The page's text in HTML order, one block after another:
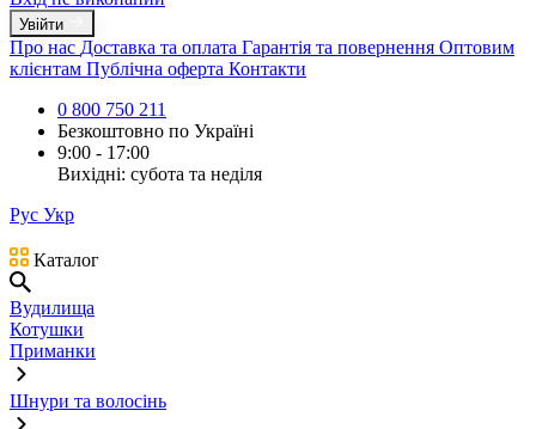
Увійти
Про нас Доставка та оплата Гарантія та повернення Оптовим
клієнтам Публічна оферта Контакти
0 800 750 211
Безкоштовно по Україні
9:00 - 17:00
Вихідні: субота та неділя
Рус Укр
Каталог
Вудилища
Котушки
Приманки
Шнури та волосінь